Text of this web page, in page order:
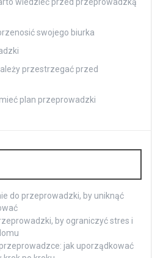
wiedzieć przed przeprowadzką
swojego biurka
przestrzegać przed
plan przeprowadzki
do przeprowadzki, by uniknąć
by ograniczyć stres i
jak uporządkować